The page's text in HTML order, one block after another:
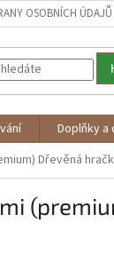
OSOBNÍCH ÚDAJŮ
Doplňky a
Dřevěná